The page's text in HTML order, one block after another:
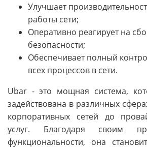
Улучшает
работы сети;
Оперативно реагирует на
безопасности;
Обеспечивает полный
всех процессов в сети.
Ubar - это мощная система,
задействована в различных
корпоративных сетей до
услуг. Благодаря своим
функциональности, она